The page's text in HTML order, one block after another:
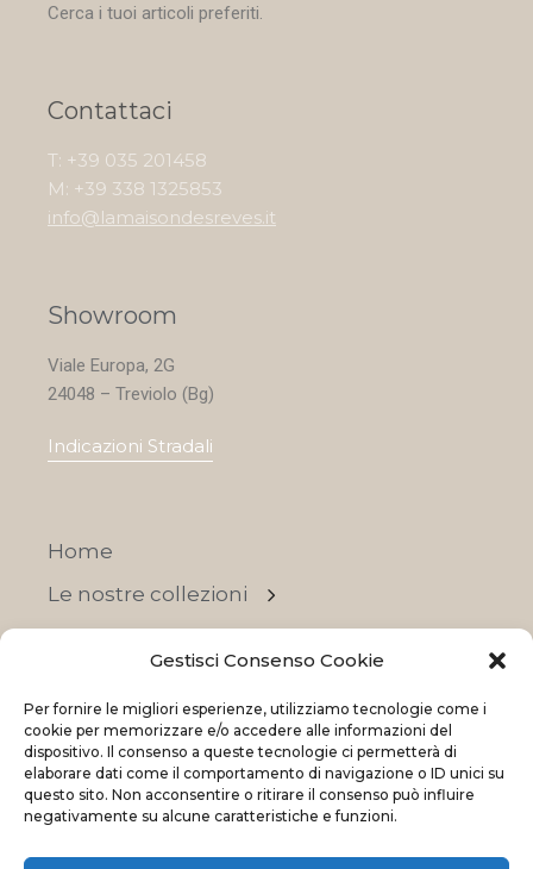
Gestisci Consenso Cookie
Per fornire le migliori esperienze, utilizziamo tecnologie come i
cookie per memorizzare e/o accedere alle informazioni del
dispositivo. Il consenso a queste tecnologie ci permetterà di
elaborare dati come il comportamento di navigazione o ID unici su
questo sito. Non acconsentire o ritirare il consenso può influire
negativamente su alcune caratteristiche e funzioni.
Cerca i tuoi articoli preferiti.
Contattaci
T: +39 035 201458
M: +39 338 1325853
info@lamaisondesreves.it
Showroom
Viale Europa, 2G
24048 – Treviolo (Bg)
Indicazioni Stradali
Home
Le nostre collezioni
OFFERTE
© 2023 La Maison Des Reves | All rights reserved